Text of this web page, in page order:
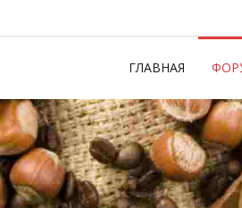
ГЛАВНАЯ